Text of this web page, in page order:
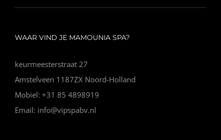
WAAR VIND JE MAMOUNIA SPA?
keurmeesterstraat 27
Amstelveen 1187ZX Noord-Holland
Mobiel: +31 85 4898919
Email: info@vipspabv.nl